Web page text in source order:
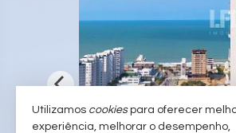
Utilizamos cookiespara oferecer
experiência, melhorar o desempenho,